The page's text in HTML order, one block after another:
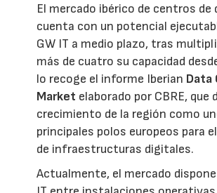
El mercado ibérico de centros de
cuenta con un potencial
GW IT a medio plazo, tras
más de cuatro su capacidad
lo recoge el informe Iberian Data
Market elaborado por CBRE, que
crecimiento de la región como
principales polos europeos para
de infraestructuras digitales.
Actualmente, el mercado dispone